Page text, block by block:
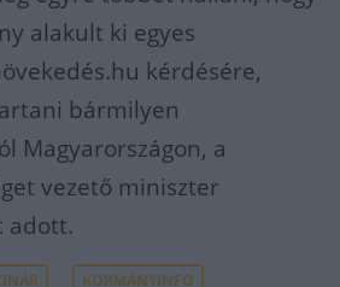
alakult ki egyes
kérdésére,
bármilyen
Magyarországon, a
vezető miniszter
adott.
KORMÁNYINFO